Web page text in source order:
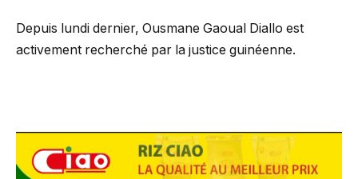
Depuis lundi dernier, Ousmane Gaoual Diallo est
activement recherché par la justice guinéenne.